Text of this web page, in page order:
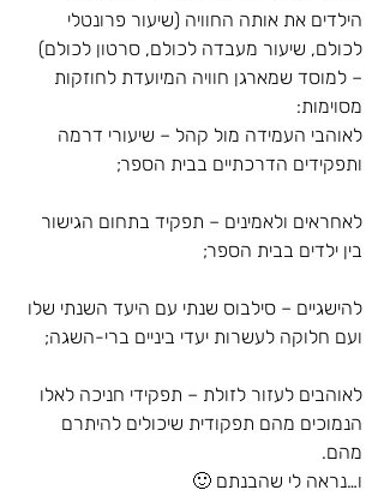
הילדים את אותה החוויה (שיעור פרונטלי
לכולם, שיעור מעבדה לכולם, סרטון לכולם)
– למוסד שמארגן חוויה המיועדת לחוזקות
מסוימות:
לאוהבי העמידה מול קהל – שיעורי דרמה
ותפקידים הדרכתיים בבית הספר;
לאחראים ולאמינים – תפקיד בתחום הגישור
בין ילדים בבית הספר;
להישגיים – סילבוס שנתי עם היעד השנתי שלו
ועם חלוקה לעשרות יעדי ביניים ברי-השגה;
לאוהבים לעזור לזולת – תפקידי חניכה לאלו
הנמוכים מהם תפקודית שיכולים להיתרם
מהם.
ו…נראה לי שהבנתם 🙂